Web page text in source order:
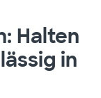
Halten
in